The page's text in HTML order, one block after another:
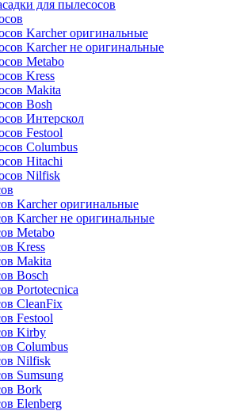
для пылесосов
Karcher оригинальные
Karcher не оригинальные
Metabo
Kress
Makita
Bosh
Интерскол
Festool
Columbus
Hitachi
Nilfisk
Karcher оригинальные
Karcher не оригинальные
Metabo
Kress
Makita
Bosch
Portotecnica
CleanFix
Festool
Kirby
Columbus
Nilfisk
Sumsung
Bork
Elenberg